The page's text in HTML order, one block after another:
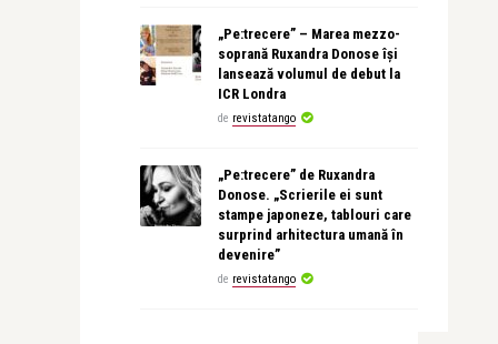
„Pe:trecere” – Marea mezzo-
soprană Ruxandra Donose își
lansează volumul de debut la
ICR Londra
de revistatango
„Pe:trecere” de Ruxandra
Donose. „Scrierile ei sunt
stampe japoneze, tablouri care
surprind arhitectura umană în
devenire”
de revistatango